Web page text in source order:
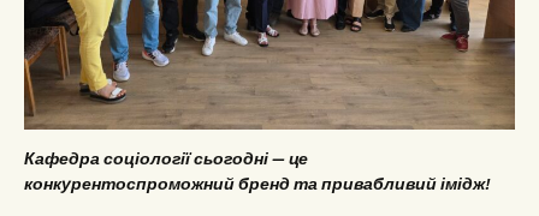
Кафедра соціології сьогодні — це
конкурентоспроможний бренд та привабливий імідж!